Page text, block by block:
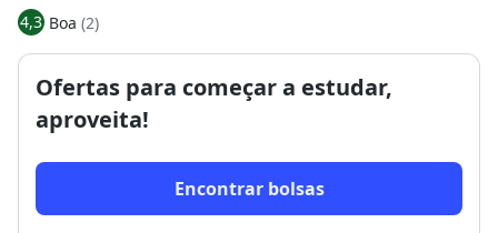
4,3 Boa (2)
Ofertas para começar a estudar,
aproveita!
Encontrar bolsas